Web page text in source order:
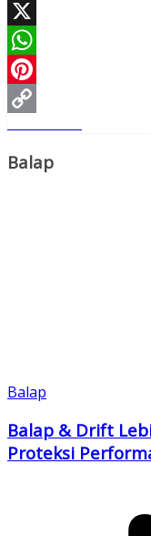
Facebook
X
WhatsApp
Pinterest
Copy
Link
Balap
Balap
Balap & Drift
Proteksi